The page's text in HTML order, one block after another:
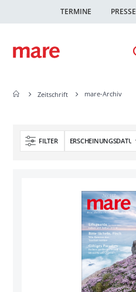
TERMINE PRESSE
Zeitschrift mare-Archiv
FILTER